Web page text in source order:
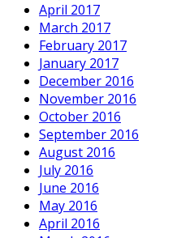
April 2017
March 2017
February 2017
January 2017
December 2016
November 2016
October 2016
September 2016
August 2016
July 2016
June 2016
May 2016
April 2016